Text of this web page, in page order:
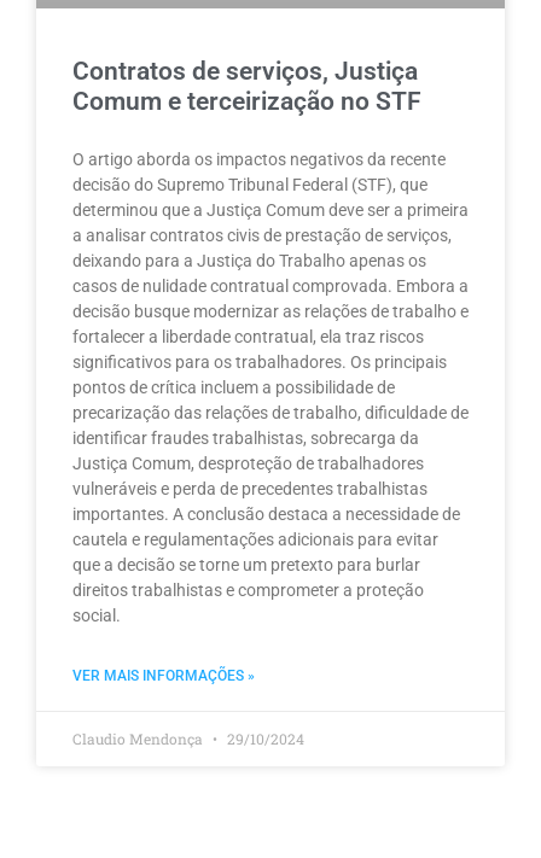
Contratos de serviços, Justiça
Comum e terceirização no STF
O artigo aborda os impactos negativos da recente
decisão do Supremo Tribunal Federal (STF), que
determinou que a Justiça Comum deve ser a primeira
a analisar contratos civis de prestação de serviços,
deixando para a Justiça do Trabalho apenas os
casos de nulidade contratual comprovada. Embora a
decisão busque modernizar as relações de trabalho e
fortalecer a liberdade contratual, ela traz riscos
significativos para os trabalhadores. Os principais
pontos de crítica incluem a possibilidade de
precarização das relações de trabalho, dificuldade de
identificar fraudes trabalhistas, sobrecarga da
Justiça Comum, desproteção de trabalhadores
vulneráveis e perda de precedentes trabalhistas
importantes. A conclusão destaca a necessidade de
cautela e regulamentações adicionais para evitar
que a decisão se torne um pretexto para burlar
direitos trabalhistas e comprometer a proteção
social.
VER MAIS INFORMAÇÕES »
Claudio Mendonça 29/10/2024